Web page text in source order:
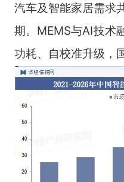
汽车及智能家居需求
期。MEMS与AI技术
功耗、自校准升级，